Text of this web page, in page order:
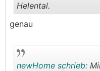
Helental.
genau
newHome schrieb: